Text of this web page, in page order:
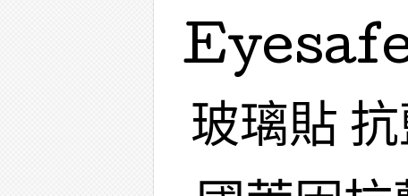
Eyesafe
玻璃貼